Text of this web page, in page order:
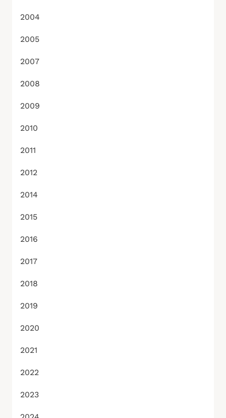
2004
2005
2007
2008
2009
2010
2011
2012
2014
2015
2016
2017
2018
2019
2020
2021
2022
2023